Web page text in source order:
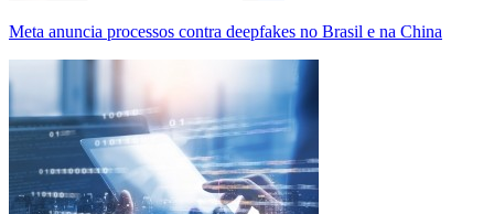
Meta anuncia processos contra deepfakes no Brasil e na China